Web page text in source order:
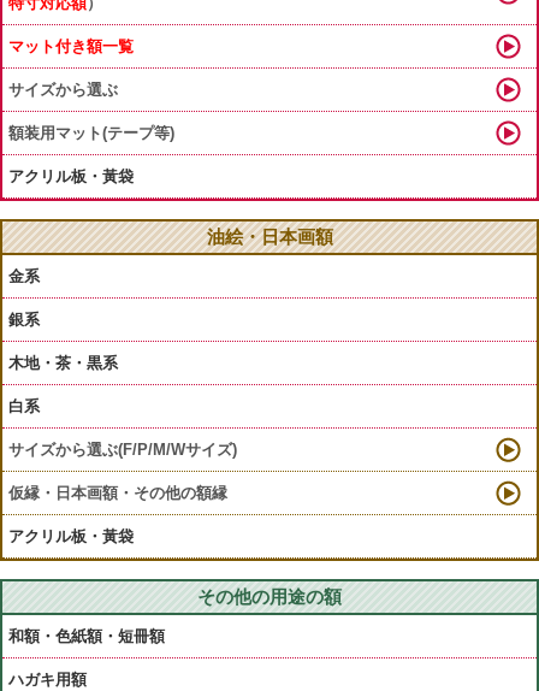
マット付き額一覧
サイズから選ぶ
額装用マット(テープ等)
アクリル板・黃袋
油絵・日本画額
金系
銀系
木地・茶・黒系
白系
サイズから選ぶ(F/P/M/Wサイズ)
仮縁・日本画額・その他の額縁
アクリル板・黃袋
その他の用途の額
和額・色紙額・短冊額
ハガキ用額